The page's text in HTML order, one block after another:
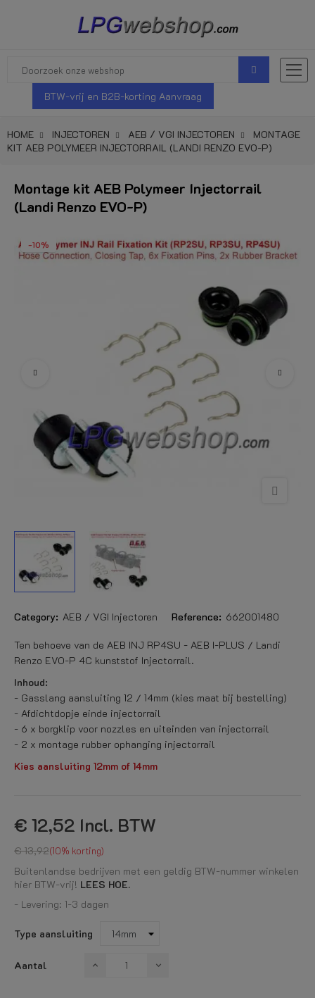
BTW-vrij en B2B-korting Aanvraag
HOME INJECTOREN AEB / VGI INJECTOREN
MONTAGE
KIT AEB POLYMEER INJECTORRAIL (LANDI RENZO EVO-P)
Montage kit AEB Polymeer Injectorrail
(Landi Renzo EVO-P)
-10%
Category: AEB / VGI Injectoren Reference: 662001480
Ten behoeve van de AEB INJ RP4SU - AEB I-PLUS / Landi
Renzo EVO-P 4C kunststof Injectorrail.
Inhoud:
- Gasslang aansluiting 12 / 14mm (kies maat bij bestelling)
- Afdichtdopje einde injectorrail
- 6 x borgklip voor nozzles en uiteinden van injectorrail
- 2 x montage rubber ophanging injectorrail
Kies aansluiting 12mm of 14mm
€ 12,52 Incl. BTW
€ 13,92 10% korting
Buitenlandse bedrijven met een geldig BTW-nummer winkelen
hier BTW-vrij! LEES HOE.
- Levering: 1-3 dagen
Type aansluiting
Aantal